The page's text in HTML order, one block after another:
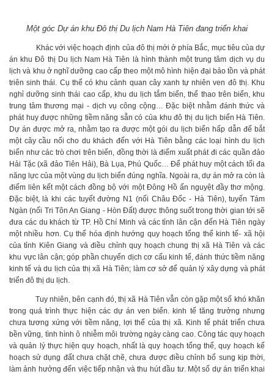
Một góc Dự án khu Đô thị Du lịch Nam Hà Tiên đang triển khai
Khác với việc hoạch định của đô thị mới ở phía Bắc, mục tiêu của dự
án khu Đô thị Du lịch Nam Hà Tiên là hình thành một trung tâm dịch vụ du
lịch và khu ở nghĩ dưỡng cao cấp theo một mô hình hiện đại bảo tồn và phát
triên sinh thái. Cụ thể có khu cảnh quan cây xanh tự nhiên ven đô thị. Khu
nghỉ dưỡng sinh thái cao cấp, khu du lịch tắm biển, thể thao trên biển, khu
trung tâm thương mại - dịch vụ công cộng… Đặc biệt nhằm đánh thức và
phát huy được những tiềm năng sẵn có của khu đô thị du lịch biển Hà Tiên.
Dự án được mở ra, nhằm tạo ra được một gói du lịch biển hấp dẫn để bắt
một cây cầu nối cho du khách đến với Hà Tiên bằng các loại hình du lịch
biển như các trò chơi trên biển, đồng thời là điểm xuất phát đi các quần đảo
Hải Tặc (xã đảo Tiên Hải), Bà Lụa, Phú Quốc… Để phát huy một cách tối đa
năng lực của một vùng du lịch biển đúng nghĩa. Ngoài ra, dự án mở ra còn là
điểm liên kết một cách đồng bộ với một Đông Hồ ấn nguyệt đầy thơ mộng.
Đặc biệt, là khi các tuyết đường N1 (nối Châu Đốc - Hà Tiên), tuyến Tám
Ngàn (nối Tri Tôn An Giang - Hòn Đất) được thông suốt trong thời gian tới sẽ
đưa các du khách từ TP. Hồ Chí Minh và các tỉnh lân cận đến Hà Tiên ngày
một nhiều hơn. Cụ thể hóa định hướng quy hoạch tổng thể kinh tế- xã hội
của tỉnh Kiên Giang và điều chỉnh quy hoạch chung thị xã Hà Tiên và các
khu vực lân cận; góp phần chuyển dịch cơ cấu kinh tế, đánh thức tiềm năng
kinh tế và du lịch của thị xã Hà Tiên; làm cơ sở để quản lý xây dựng và phát
triển đô thị du lịch.
Tuy nhiên, bên cạnh đó, thị xã Hà Tiên vẫn còn gặp một số khó khăn
trong quá trình thực hiện các dự án ven biển. kinh tế tăng trưởng nhưng
chưa tương xứng với tiềm năng, lợi thế của thị xã. Kinh tế phát triển chưa
bền vững, tình hình ô nhiễm môi trường ngày càng cao. Công tác quy hoạch
và quản lý thực hiện quy hoạch, nhất là quy hoạch tổng thể, quy hoạch kế
hoạch sử dụng đất chưa chặt chẽ, chưa được điều chỉnh bổ sung kịp thời,
làm ảnh hưởng đến việc tiếp nhận và thu hút đầu tư. Một số dự án triển khai